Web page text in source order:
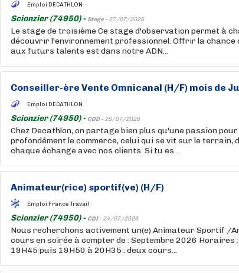
Emploi DECATHLON
Scionzier (74950) - Stage - 27/07/2026
Le stage de troisième Ce stage d'observation permet à
découvrir l'environnement professionnel. Offrir la chance
aux futurs talents est dans notre ADN...
Conseiller-ère Vente Omnicanal (H/F) mois de
Emploi DECATHLON
Scionzier (74950) - CDD - 25/07/2026
Chez Decathlon, on partage bien plus qu'une passion
profondément le commerce, celui qui se vit sur le terrain,
chaque échange avec nos clients. Si tu es...
Animateur(rice) sportif(ve) (H/F)
Emploi France Travail
Scionzier (74950) - CDI - 24/07/2026
Nous recherchons activement un(e) Animateur Sportif /
cours en soirée à compter de : Septembre 2026 Horaires
19H45 puis 19H50 à 20H35 : deux cours...